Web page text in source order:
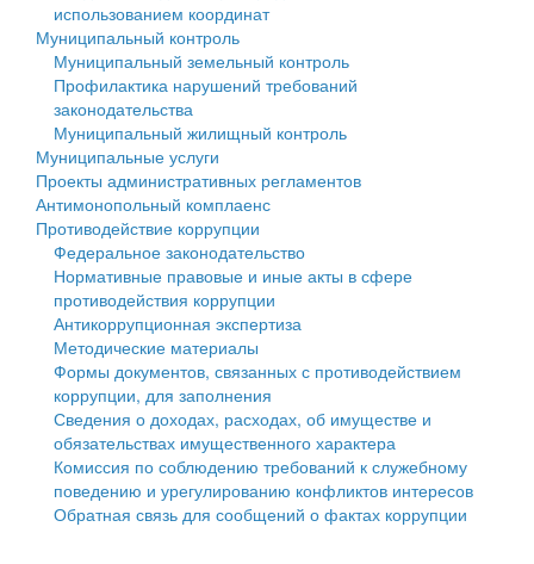
Персональные данные
Оценка регулирующего воздействия
Деятельность МУ
Нормативы градостроительного проектирования
Правила землепользования и застройки
Генеральные планы
Проекты планировки территории
Собрание депутатов
Городское поселение
Сельские поселения
использованием координат
Муниципальный контроль
Муниципальный земельный контроль
Профилактика нарушений требований
законодательства
Муниципальный жилищный контроль
Муниципальные услуги
Проекты административных регламентов
Антимонопольный комплаенс
Противодействие коррупции
Федеральное законодательство
Нормативные правовые и иные акты в сфере
противодействия коррупции
Антикоррупционная экспертиза
Методические материалы
Формы документов, связанных с противодействием
коррупции, для заполнения
Сведения о доходах, расходах, об имуществе и
обязательствах имущественного характера
Комиссия по соблюдению требований к служебному
поведению и урегулированию конфликтов интересов
Обратная связь для сообщений о фактах коррупции